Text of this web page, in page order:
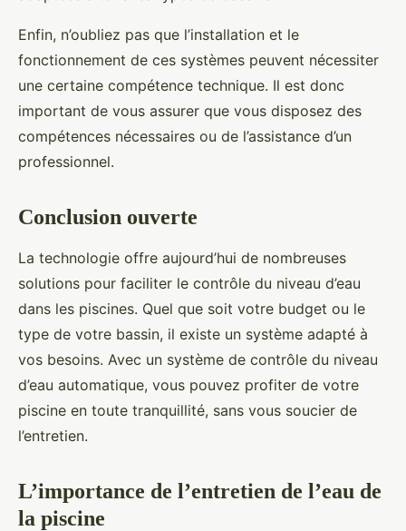
Enfin, n’oubliez pas que l’installation et le
fonctionnement de ces systèmes peuvent nécessiter
une certaine compétence technique. Il est donc
important de vous assurer que vous disposez des
compétences nécessaires ou de l’assistance d’un
professionnel.
Conclusion ouverte
La technologie offre aujourd’hui de nombreuses
solutions pour faciliter le contrôle du niveau d’eau
dans les piscines. Quel que soit votre budget ou le
type de votre bassin, il existe un système adapté à
vos besoins. Avec un système de contrôle du niveau
d’eau automatique, vous pouvez profiter de votre
piscine en toute tranquillité, sans vous soucier de
l’entretien.
L’importance de l’entretien de l’eau de
la piscine